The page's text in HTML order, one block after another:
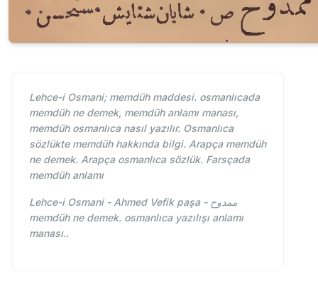
Lehce-i Osmani; memdüh maddesi. osmanlıcada
memdüh ne demek, memdüh anlamı manası,
memdüh osmanlıca nasıl yazılır. Osmanlıca
sözlükte memdüh hakkında bilgi. Arapça memdüh
ne demek. Arapça osmanlıca sözlük. Farsçada
memdüh anlamı
Lehce-i Osmani - Ahmed Vefik paşa - ممدوح
memdüh ne demek. osmanlıca yazılışı anlamı
manası..